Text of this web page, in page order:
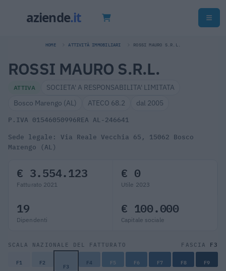
HOME ATTIVITÀ IMMOBILIARI ROSSI MAURO S.R.L.
ROSSI MAURO S.R.L.
ATTIVA
SOCIETA' A RESPONSABILITA' LIMITATA
Bosco Marengo (AL)
ATECO 68.2 dal 2005
P.IVA 01546050996REA AL-246641
Sede legale: Via Reale Vecchia 65, 15062 Bosco
Marengo (AL)
€ 3.554.123
Fatturato 2021
€ 0
Utile 2023
19
Dipendenti
€ 100.000
Capitale sociale
SCALA NAZIONALE DEL FATTURATO FASCIA F3
F1 F2 F3 F4 F5 F6 F7 F8 F9